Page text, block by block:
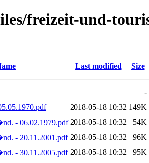
freizeit-und-
Last modified Size
-
2018-05-18 10:32 149K
- 06.02.1979.pdf 2018-05-18 10:32
54K
- 20.11.2001.pdf 2018-05-18 10:32
96K
- 30.11.2005.pdf 2018-05-18 10:32
95K